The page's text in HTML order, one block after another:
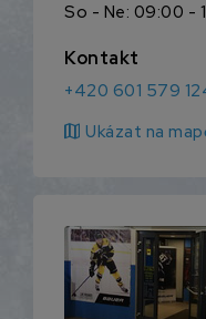
So - Ne: 09:00 -
Kontakt
+420 601 579
map Ukázat na